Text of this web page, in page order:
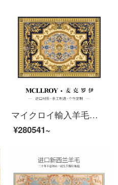
マイクロイ輸入羊毛カスタム絨毯ヨーロッパ式新中国式アメリカ式満室ベッドルーム絨毯リビングルーム茶何畳部屋畳畳畳畳畳畳畳畳畳畳畳畳畳敷プラン二【健康源は自然から】4.5*6.5(オーダーメイド)
¥280541~